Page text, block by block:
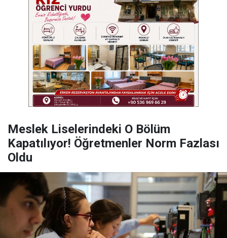
Meslek Liselerindeki O Bölüm
Kapatılıyor! Öğretmenler Norm Fazlası
Oldu